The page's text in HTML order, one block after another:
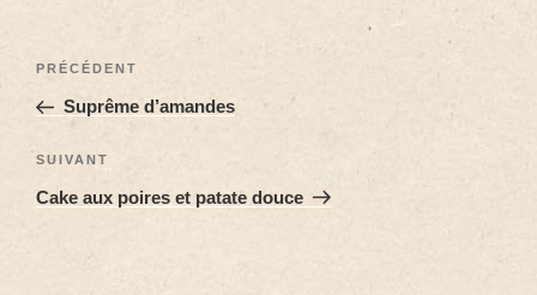
PRÉCÉDENT
Suprême d’amandes
SUIVANT
Cake aux poires et patate douce